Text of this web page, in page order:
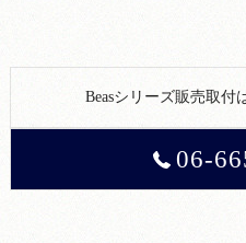
Beasシリーズ販売取付
06-